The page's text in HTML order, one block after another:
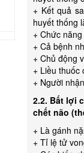
+ Kết quả
huyết thống
+ Chức
+ Cả bệnh
+ Chủ động
+ Liều thuốc
+ Người
2.2. Bất lợi
chết não
+ Là gánh
+ Tỉ lệ tử